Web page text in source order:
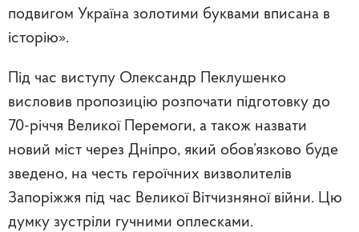
подвигом Україна золотими буквами вписана в
історію».
Під час виступу Олександр Пеклушенко
висловив пропозицію розпочати підготовку до
70-річчя Великої Перемоги, а також назвати
новий міст через Дніпро, який обов’язково буде
зведено, на честь героїчних визволителів
Запоріжжя під час Великої Вітчизняної війни. Цю
думку зустріли гучними оплесками.